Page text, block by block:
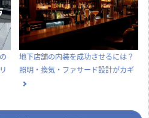
地下店舗の内装を成功させるには？
照明・換気・ファサード設計がカギ